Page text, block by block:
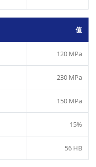
值
120 MPa
230 MPa
150 MPa
15%
56 HB